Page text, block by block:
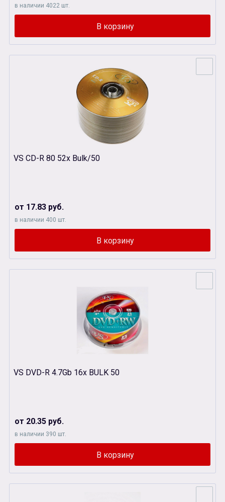
в наличии 4022 шт.
VS CD-R 80 52x Bulk/50
от 17.83 руб.
в наличии 400 шт.
VS DVD-R 4.7Gb 16x BULK 50
от 20.35 руб.
в наличии 390 шт.